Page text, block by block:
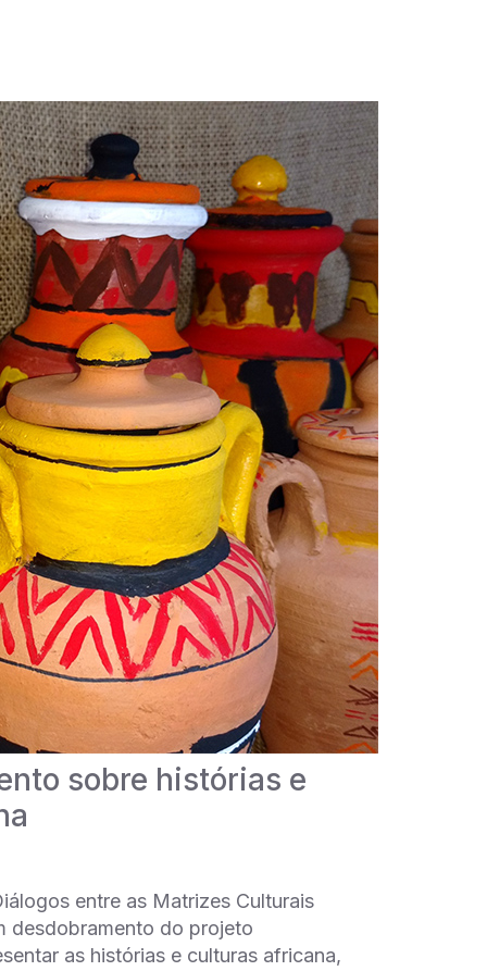
sobre histórias e
entre as Matrizes Culturais
desdobramento do projeto
as histórias e culturas africana,